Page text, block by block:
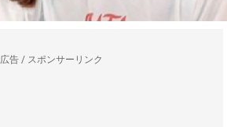
広告 / スポンサーリンク